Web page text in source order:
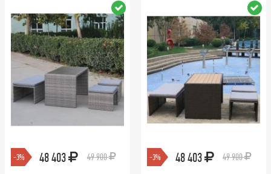
-3% 48 403 49 900 -3% 48 403 49 900